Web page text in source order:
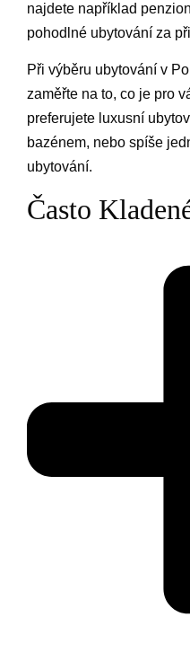
najdete například
pohodlné ubytování za
Při výběru ubytování v
zaměřte na to, co je pro
preferujete luxusní
bazénem, nebo spíše
ubytování.
Často